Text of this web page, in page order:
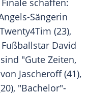
Finale schaffen:
Sängerin
Twenty4Tim (23),
Fußballstar David
"Gute Zeiten,
Jascheroff(41),
"Bachelor"-